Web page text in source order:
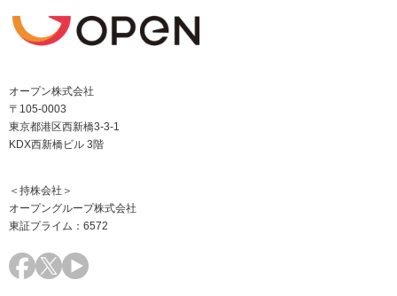
オープン株式会社
〒105-0003
東京都港区西新橋3-3-1
KDX西新橋ビル 3階
＜持株会社＞
オープングループ株式会社
東証プライム：6572